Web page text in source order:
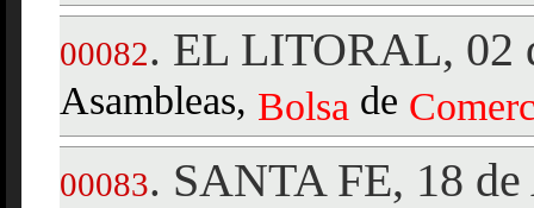
00082. EL LITORAL, 02
Asambleas, Bolsa de
00083. SANTA FE, 18